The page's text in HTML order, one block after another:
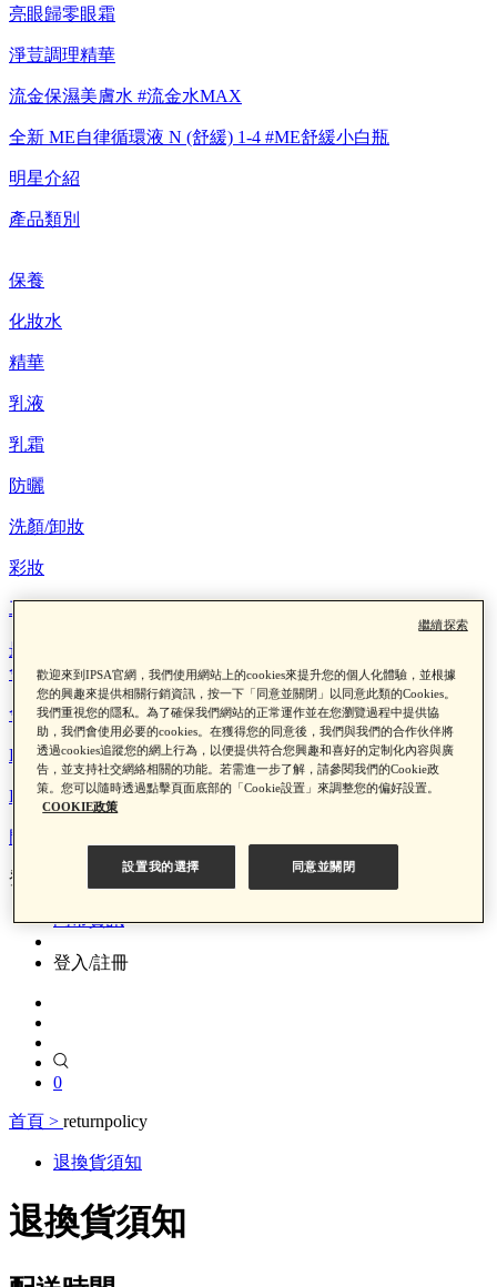
【重要公告】IPSA 無法驗證非官方通路銷售之品牌商品的真實
亮眼歸零眼霜
淨荳調理精華
流金保濕美膚水 #流金水MAX
全新 ME自律循環液 N (舒緩) 1-4 #ME舒緩小白瓶
明星介紹
產品類別
保養
化妝水
精華
乳液
乳霜
防曬
洗顏/卸妝
彩妝
工具/其他
最新消息
會員權益
會員制度
LINE綁定查點數
LINE Pay x 中信聯名卡回饋
門市資訊
登入/註冊
門市資訊
登入/註冊
0
首頁 > returnpolicy
退換貨須知
退換貨須知
歡迎來到IPSA官網，我們使用網站上的cookies來提升您的個人化體驗，並根據
您的興趣來提供相關行銷資訊，按一下「同意並關閉」以同意此類的Cookies。
我們重視您的隱私。為了確保我們網站的正常運作並在您瀏覽過程中提供協
助，我們會使用必要的cookies。在獲得您的同意後，我們與我們的合作伙伴將
透過cookies追蹤您的網上行為，以便提供符合您興趣和喜好的定制化內容與廣
告，並支持社交網絡相關的功能。若需進一步了解，請參閱我們的Cookie政
策。您可以隨時透過點擊頁面底部的「Cookie設置」來調整您的偏好設置。
COOKIE政策
設置我的選擇 同意並關閉
繼續探索